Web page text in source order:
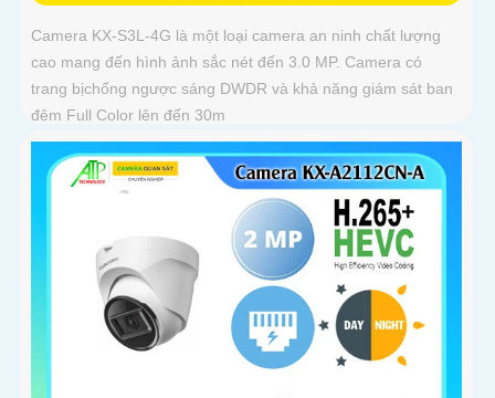
Camera KX-S3L-4G là một loại camera an ninh chất lượng
cao mang đến hình ảnh sắc nét đến 3.0 MP. Camera có
trang bịchống ngược sáng DWDR và khả năng giám sát ban
đêm Full Color lên đến 30m